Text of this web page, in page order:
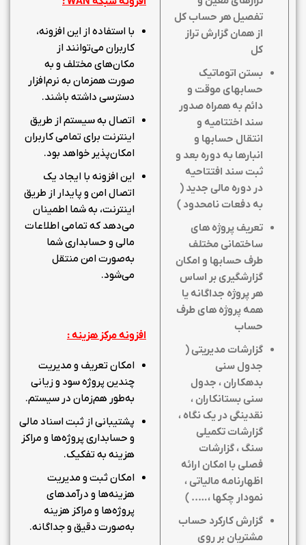
تفصیل هر حساب کل
از همان گزارش تراز
کل
بستن اتوماتیک
حسابهای موقت و
دائم به همراه صدور
سند اختتامیه و
انتقال حسابها و
انبارها به دوره بعد و
ثبت سند افتتاحیه
در دوره مالی جدید (
به دفعات نامحدود )
تعریف پروژه های
ساختمانی مختلف
طرف حسابها و امکان
گزارشگیری بر اساس
هر پروژه جداگانه یا
همه پروژه های طرف
حساب
گزارشات مدیریتی (
جدول سنی
بدهکاران ، جدول
سنی بستانکاران ،
نقدینگی در یک نگاه ،
گزارشات تکمیلی
سنگ ، گزارشات
فصلی با امکان ارائه
اظهارنامه مالیاتی ،
نمودار چکها ،….. )
گزارش کارکرد حساب
مشتریان بر روی
با استفاده از این افزونه،
کاربران می‌توانند از
مکان‌های مختلف و به
صورت همزمان به نرم‌افزار
دسترسی داشته باشند.
اتصال به سیستم از طریق
اینترنت برای تمامی کاربران
امکان‌پذیر خواهد بود.
این افزونه با ایجاد یک
اتصال امن و پایدار از طریق
اینترنت، به شما اطمینان
می‌دهد که تمامی اطلاعات
مالی و حسابداری شما
به‌صورت امن منتقل
می‌شود.
افزونه مرکز هزینه :
امکان تعریف و مدیریت
چندین پروژه سود و زیانی
به‌طور هم‌زمان در سیستم.
پشتیبانی از ثبت اسناد مالی
و حسابداری پروژه‌ها و مراکز
هزینه به تفکیک.
امکان ثبت و مدیریت
هزینه‌ها و درآمدهای
پروژه‌ها و مراکز هزینه
به‌صورت دقیق و جداگانه.